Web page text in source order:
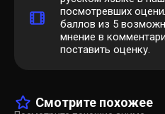
посмотревших
баллов из 5
мнение в
поставить оценку.
Смотрите похожее